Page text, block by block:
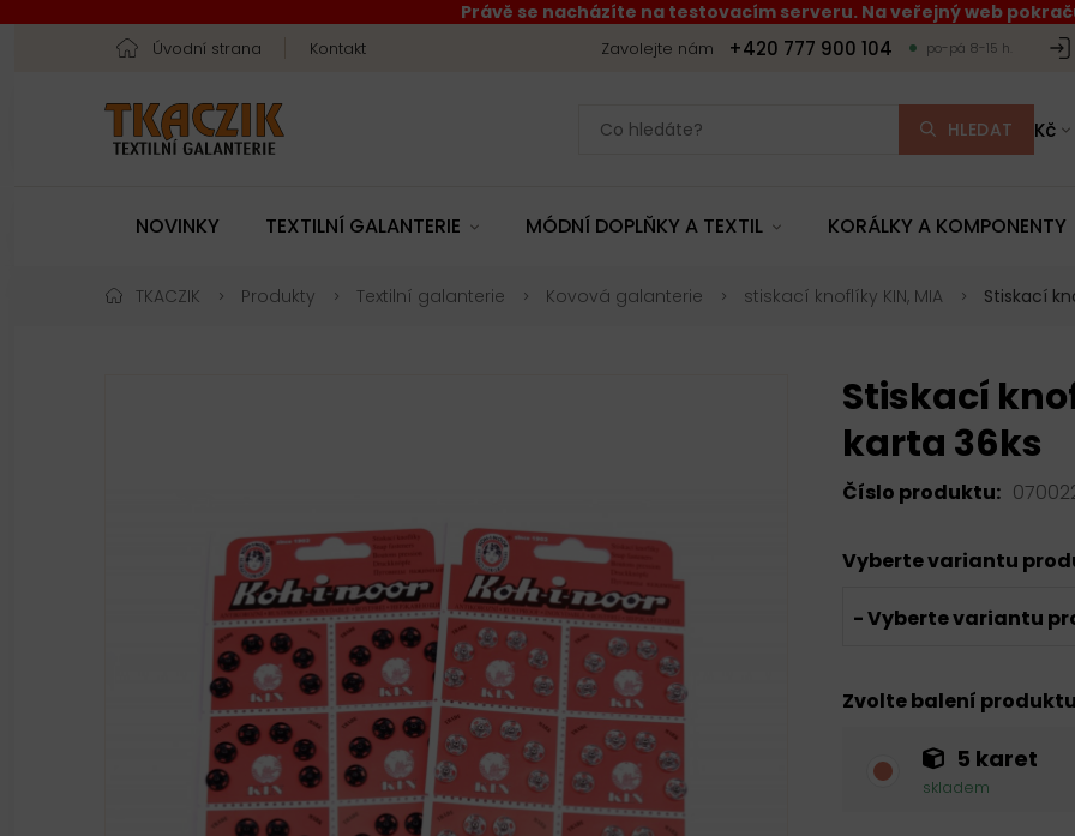
Právě se nacházíte na testovacím serveru. Na veřejný web
Úvodní strana Kontakt Zavolejte nám +420 777 900 104 po-pá 8-15 h.
HLEDAT Kč
NOVINKY TEXTILNÍ GALANTERIE MÓDNÍ DOPLŇKY A TEXTIL KORÁLKY A KOMPONENTY
TKACZIK Produkty Textilní galanterie Kovová galanterie stiskací knoflíky KIN, MIA Stiskací
Stiskací
karta 36ks
Číslo produktu:
Vyberte variantu
- Vyberte variantu
Zvolte balení produktu
5 karet
skladem